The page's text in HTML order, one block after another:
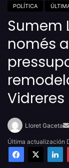
POLÍTICA
Sumem
només
Vidreres
Lloret Gaceta
Última actualización
Facebook
X